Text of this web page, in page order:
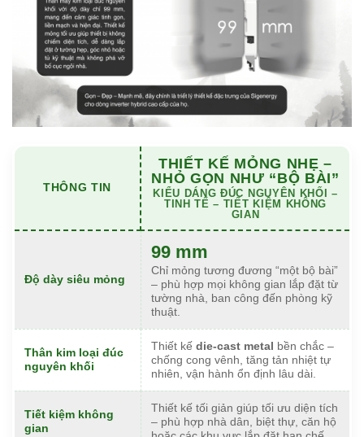
THÔNG TIN
THIẾT KẾ MỎNG NHẸ –
NHỎ GỌN NHƯ “BỘ BÀI”
KIỂU DÁNG ĐÚC NGUYÊN KHỐI –
TINH TẾ – TIẾT KIỆM KHÔNG
GIAN
Độ dày siêu mỏng
99 mm
Chỉ mỏng tương đương “một bộ bài”
– phù hợp mọi không gian lắp đặt từ
tường nhà, ban công đến phòng kỹ
thuật.
Thân kim loại đúc
nguyên khối
Thiết kế die-cast metal
bền chắc –
chống cong vênh, tăng tản nhiệt tự
nhiên, vận hành ổn định lâu dài.
Tiết kiệm không
gian
Thiết kế tối giản giúp tối ưu diện tích
– phù hợp nhà dân, biệt thự, căn hộ